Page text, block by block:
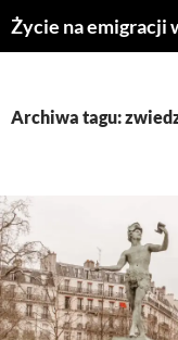
Przejdź
doŻycie na emigracji
Archiwa tagu: